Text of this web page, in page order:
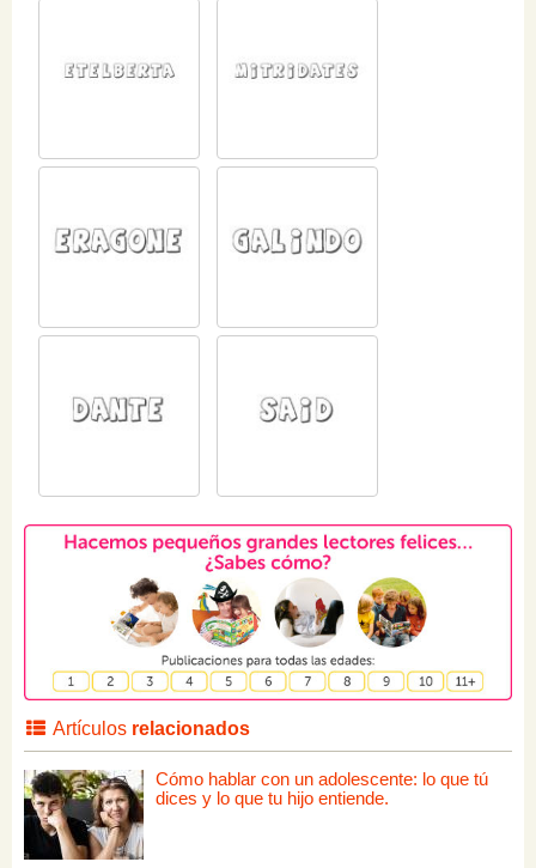
Artículos relacionados
Cómo hablar con un adolescente: lo que tú
dices y lo que tu hijo entiende.